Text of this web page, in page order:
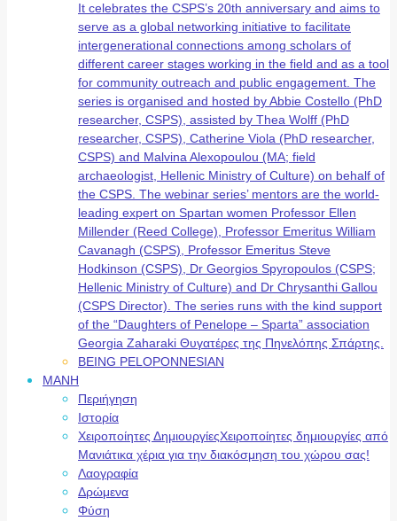
It celebrates the CSPS’s 20th anniversary and aims to
serve as a global networking initiative to facilitate
intergenerational connections among scholars of
different career stages working in the field and as a tool
for community outreach and public engagement. The
series is organised and hosted by Abbie Costello (PhD
researcher, CSPS), assisted by Thea Wolff (PhD
researcher, CSPS), Catherine Viola (PhD researcher,
CSPS) and Malvina Alexopoulou (MA; field
archaeologist, Hellenic Ministry of Culture) on behalf of
the CSPS. The webinar series’ mentors are the world-
leading expert on Spartan women Professor Ellen
Millender (Reed College), Professor Emeritus William
Cavanagh (CSPS), Professor Emeritus Steve
Hodkinson (CSPS), Dr Georgios Spyropoulos (CSPS;
Hellenic Ministry of Culture) and Dr Chrysanthi Gallou
(CSPS Director). The series runs with the kind support
of the “Daughters of Penelope – Sparta” association
Georgia Zaharaki Θυγατέρες της Πηνελόπης Σπάρτης.
BEING PELOPONNESIAN
ΜΑΝΗ
Περιήγηση
Ιστορία
Χειροποίητες ΔημιουργίεςΧειροποίητες δημιουργίες από
Μανιάτικα χέρια για την διακόσμηση του χώρου σας!
Λαογραφία
Δρώμενα
Φύση